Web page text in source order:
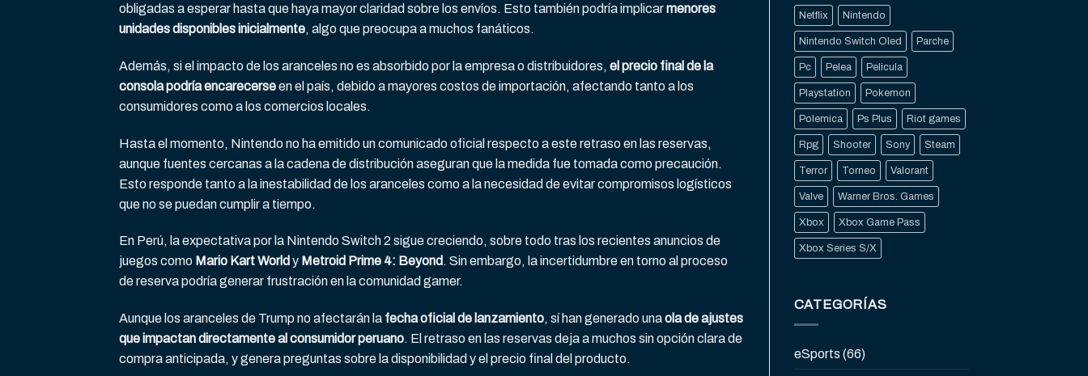
obligadas a esperar hasta que haya mayor claridad sobre los envíos. Esto también podría implicarmenores
unidades disponibles inicialmente, algo que preocupa a muchos fanáticos.
Además, si el impacto de los aranceles no es absorbido por la empresa o distribuidores, el precio final de la
consola podría encarecerseen el país, debido a mayores costos de importación, afectando tanto a los
consumidores como a los comercios locales.
Hasta el momento, Nintendo no ha emitido un comunicado oficial respecto a este retraso en las reservas,
aunque fuentes cercanas a la cadena de distribución aseguran que la medida fue tomada como precaución.
Esto responde tanto a la inestabilidad de los aranceles como a la necesidad de evitar compromisos logísticos
que no se puedan cumplir a tiempo.
En Perú, la expectativa por la Nintendo Switch 2 sigue creciendo, sobre todo tras los recientes anuncios de
juegos como Mario Kart World y Metroid Prime 4: Beyond . Sin embargo, la incertidumbre en torno al proceso
de reserva podría generar frustración en la comunidad gamer.
Aunque los aranceles de Trump no afectarán la fecha oficial de lanzamiento, sí han generado unaola de ajustes
que impactan directamente al consumidor peruano. El retraso en las reservas deja a muchos sin opción clara de
compra anticipada, y genera preguntas sobre la disponibilidad y el precio final del producto.
Netflix Nintendo
Nintendo Switch Oled Parche
Pc Pelea Pelicula
Playstation Pokemon
Polemica Ps Plus Riot games
Rpg Shooter Sony Steam
Terror Torneo Valorant
Valve Warner Bros. Games
Xbox Xbox Game Pass
Xbox Series S/X
CATEGORÍAS
eSports (66)